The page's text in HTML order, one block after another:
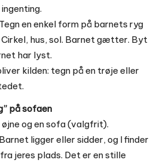
en enkel form på barnets ryg
Cirkel, hus, sol. Barnet gætter. Byt
har lyst.
kilden: tegn på en trøje eller
på sofaen
øjne og en sofa (valgfrit).
ligger eller sidder, og I finder
jeres plads. Det er en stille